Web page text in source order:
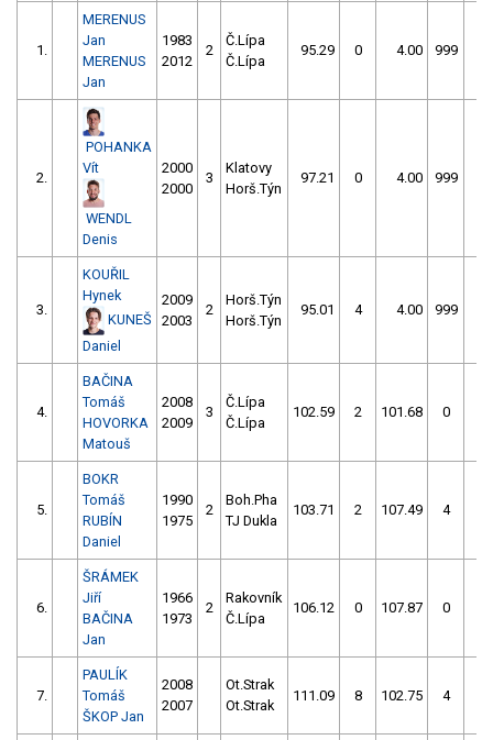
1.
MERENUS
Jan
MERENUS
Jan
1983
2012
2
Č.Lípa
Č.Lípa
95.29 0 4.00 999
2.
POHANKA
Vít
WENDL
Denis
2000
2000
3
Klatovy
Horš.Týn
97.21 0 4.00 999
3.
KOUŘIL
Hynek
KUNEŠ
Daniel
2009
2003
2
Horš.Týn
Horš.Týn
95.01 4 4.00 999
4.
BAČINA
Tomáš
HOVORKA
Matouš
2008
2009
3
Č.Lípa
Č.Lípa
102.59 2 101.68 0
5.
BOKR
Tomáš
RUBÍN
Daniel
1990
1975
2
Boh.Pha
TJ Dukla
103.71 2 107.49 4
6.
ŠRÁMEK
Jiří
BAČINA
Jan
1966
1973
2
Rakovník
Č.Lípa
106.12 0 107.87 0
7.
PAULÍK
Tomáš
ŠKOP Jan
2008
2007
Ot.Strak
Ot.Strak
111.09 8 102.75 4